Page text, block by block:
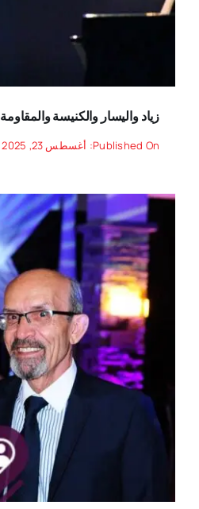
زياد واليسار والكنيسة والمقاومة
Published On: أغسطس 23, 2025